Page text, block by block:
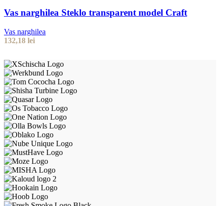
Vas narghilea Steklo transparent model Craft
Vas narghilea
132,18 lei